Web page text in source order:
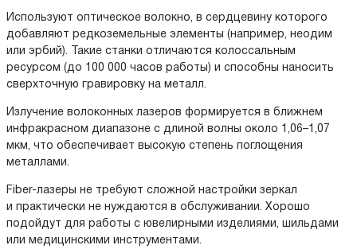
Используют оптическое волокно, в сердцевину которого
добавляют редкоземельные элементы (например, неодим
или эрбий). Такие станки отличаются колоссальным
ресурсом (до 100 000 часов работы) и способны наносить
сверхточную гравировку на металл.
Излучение волоконных лазеров формируется в ближнем
инфракрасном диапазоне с длиной волны около 1,06–1,07
мкм, что обеспечивает высокую степень поглощения
металлами.
Fiber-лазеры не требуют сложной настройки зеркал
и практически не нуждаются в обслуживании. Хорошо
подойдут для работы с ювелирными изделиями, шильдами
или медицинскими инструментами.